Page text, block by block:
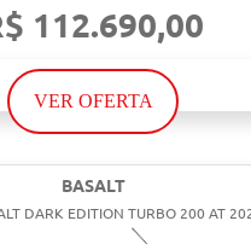
112.690,00
VER OFERTA
BASALT
DARK EDITION TURBO 200 AT